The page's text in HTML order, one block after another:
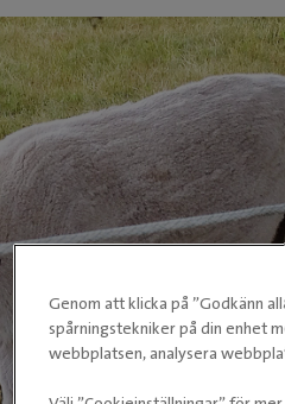
Genom att klicka på ”Godkänn
spårningstekniker på din enhet
webbplatsen, analysera